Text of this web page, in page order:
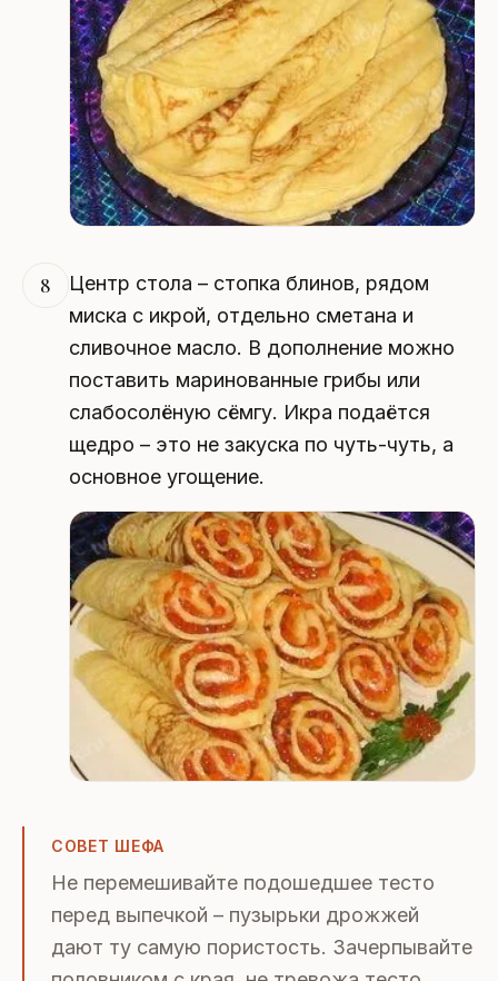
8
Центр стола – стопка блинов, рядом
миска с икрой, отдельно сметана и
сливочное масло. В дополнение можно
поставить маринованные грибы или
слабосолёную сёмгу. Икра подаётся
щедро – это не закуска по чуть-чуть, а
основное угощение.
СОВЕТ ШЕФА
Не перемешивайте подошедшее тесто
перед выпечкой – пузырьки дрожжей
дают ту самую пористость. Зачерпывайте